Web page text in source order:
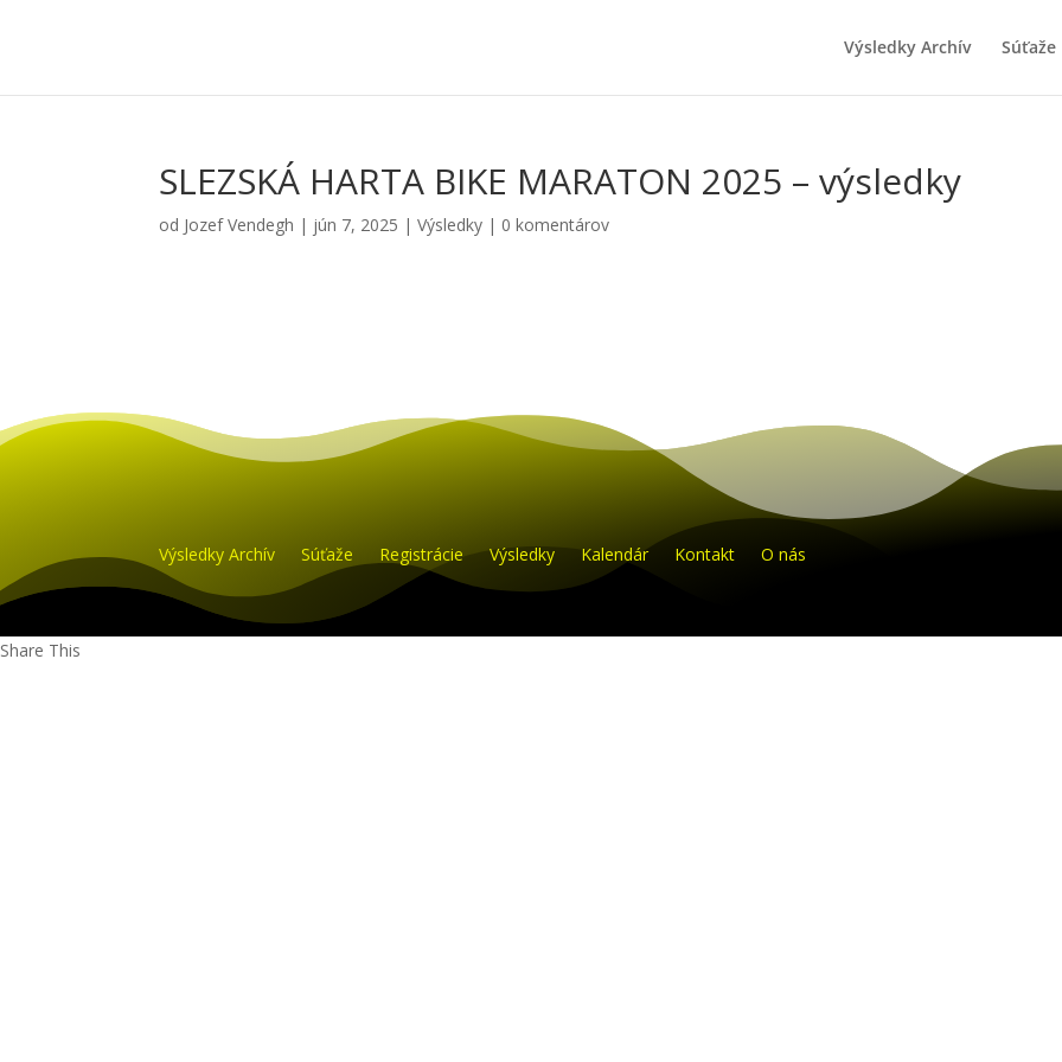
Výsledky Archív Súťaže
SLEZSKÁ HARTA BIKE MARATON 2025 – výsledky
od Jozef Vendegh | jún 7, 2025 |Výsledky | 0 komentárov
Výsledky Archív Súťaže Registrácie Výsledky Kalendár Kontakt O nás
Share This